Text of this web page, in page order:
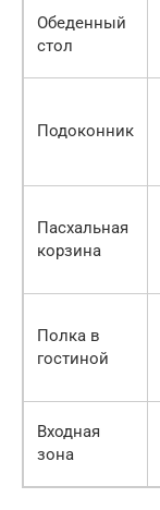
Обеденный
стол
Подоконник
Пасхальная
корзина
Полка в
гостиной
Входная
зона